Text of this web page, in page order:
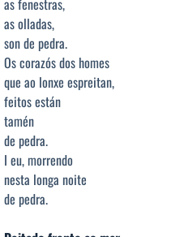
as fenestras,
as olladas,
son de pedra.
Os corazós dos homes
que ao lonxe espreitan,
feitos están
tamén
de pedra.
I eu, morrendo
nesta longa noite
de pedra.